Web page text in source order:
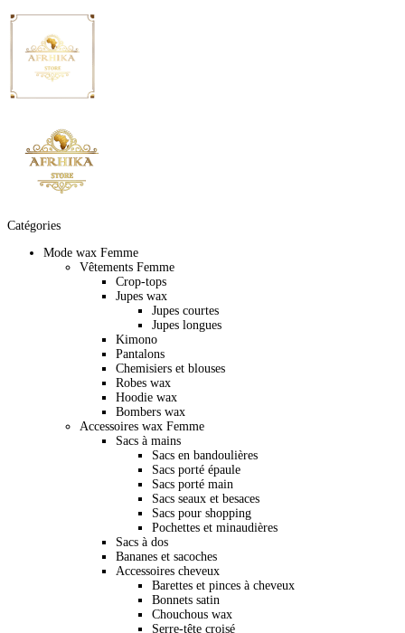
Catégories
Mode wax Femme
Vêtements Femme
Crop-tops
Jupes wax
Jupes courtes
Jupes longues
Kimono
Pantalons
Chemisiers et blouses
Robes wax
Hoodie wax
Bombers wax
Accessoires wax Femme
Sacs à mains
Sacs en bandoulières
Sacs porté épaule
Sacs porté main
Sacs seaux et besaces
Sacs pour shopping
Pochettes et minaudières
Sacs à dos
Bananes et sacoches
Accessoires cheveux
Barettes et pinces à cheveux
Bonnets satin
Chouchous wax
Serre-tête croisé